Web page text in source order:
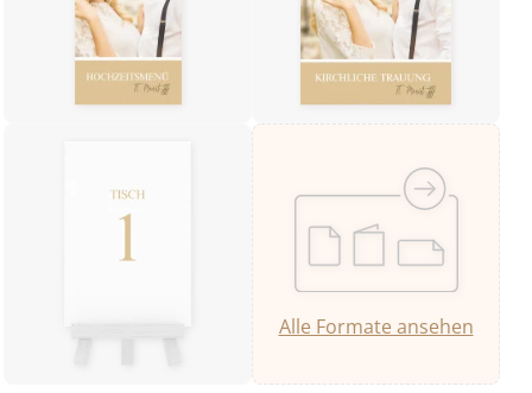
Alle Formate ansehen